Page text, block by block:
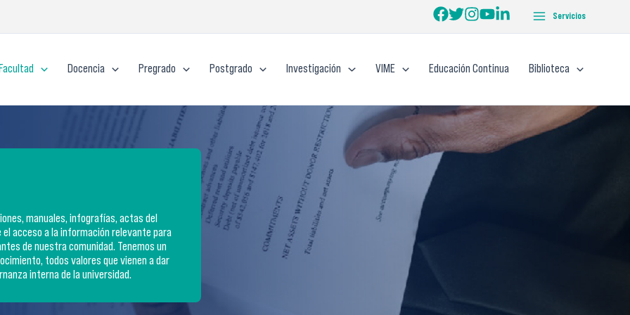
Servicios
Docencia Pregrado Postgrado Investigación VIME Educación Continua Biblioteca
manuales, infografías, actas del
acceso a la información relevante para
de nuestra comunidad. Tenemos un
todos valores que vienen a dar
interna de la universidad.